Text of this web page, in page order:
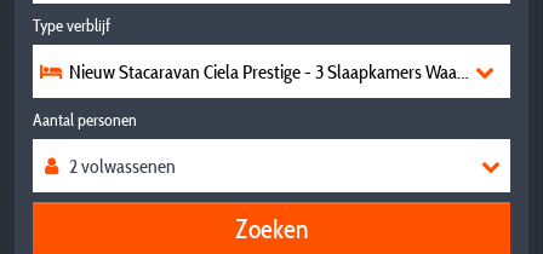
Type verblijf
Nieuw Stacaravan Ciela Prestige - 3 Slaapkamers Waarvan 1
Aantal personen
Zoeken